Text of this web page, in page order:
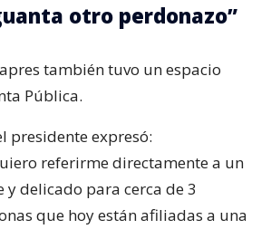
otro perdonazo”
también tuvo un espacio
Pública.
presidente expresó:
referirme directamente a un
y delicado para cerca de 3
que hoy están afiliadas a una